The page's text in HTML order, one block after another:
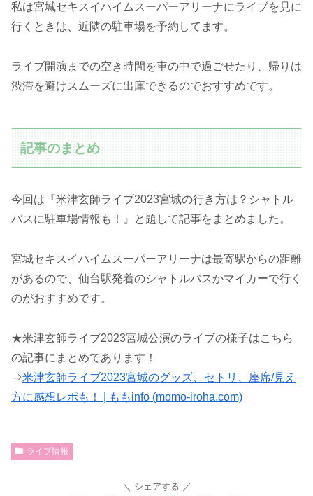
私は宮城セキスイハイムスーパーアリーナにライブを見に
行くときは、近隣の駐車場を予約してます。
ライブ開演までの空き時間を車の中で過ごせたり、帰りは
渋滞を避けスムーズに出庫できるのでおすすめです。
記事のまとめ
今回は『米津玄師ライブ2023宮城の行き方は？シャトル
バスに駐車場情報も！』と題して記事をまとめました。
宮城セキスイハイムスーパーアリーナは最寄駅からの距離
があるので、仙台駅発着のシャトルバスかマイカーで行く
のがおすすめです。
★米津玄師ライブ2023宮城公演のライブの様子はこちら
の記事にまとめてあります！
⇒米津玄師ライブ2023宮城のグッズ、セトリ、座席/見え
方に感想レポも！ | ももinfo (momo-iroha.com)
ライブ情報
シェアする